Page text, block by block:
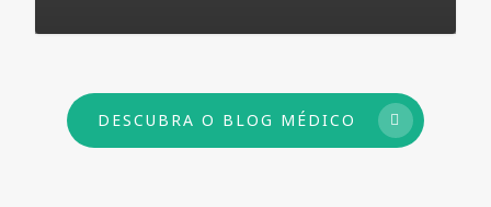
DESCUBRA O BLOG MÉDICO